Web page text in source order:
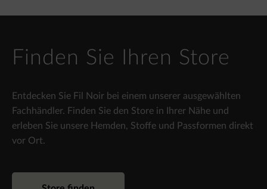
Finden Sie Ihren Store
Entdecken Sie Fil Noir bei einem unserer ausgewählten
Fachhändler. Finden Sie den Store in Ihrer Nähe und
erleben Sie unsere Hemden, Stoffe und Passformen direkt
vor Ort.